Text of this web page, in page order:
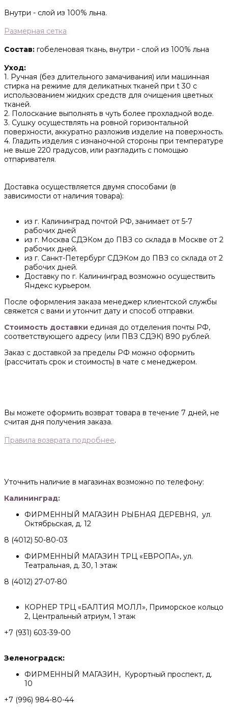
Внутри - слой из 100% льна.
Размерная сетка
Состав: гобеленовая ткань, внутри - слой из 100% льна
Уход:
1. Ручная (без длительного замачивания) или машинная
стирка на режиме для деликатных тканей при t 30 с
использованием жидких средств для очищения цветных
тканей.
2. Полоскание выполнять в чуть более прохладной воде.
3. Сушку осуществлять на ровной горизонтальной
поверхности, аккуратно разложив изделие на поверхность.
4. Гладить изделия с изнаночной стороны при температуре
не выше 220 градусов, или разгладить с помощью
отпаривателя.
Доставка осуществляется двумя способами (в
зависимости от наличия товара):
из г. Калининград почтой РФ, занимает от 5-7
рабочих дней
из г. Москва СДЭКом до ПВЗ со склада в Москве от 2
рабочих дней.
из г. Санкт-Петербург СДЭКом до ПВЗ со склада от 2
рабочих дней.
Доставку по г. Калининград возможно осуществить
Яндекс курьером.
После оформления заказа менеджер клиентской службы
свяжется с вами и утончит дату и способ отправки.
Стоимость доставки единая до отделения почты РФ,
соответствующего адресу (или ПВЗ СДЭК) 890 рублей.
Заказ с доставкой за пределы РФ можно оформить
(рассчитать срок и стоимость) в чате с менеджером.
Вы можете оформить возврат товара в течение 7 дней, не
считая дня получения заказа.
Правила возврата подробнее.
Уточнить наличие в магазинах возможно по телефону:
Калининград:
ФИРМЕННЫЙ МАГАЗИН РЫБНАЯ ДЕРЕВНЯ, ул.
Октябрьская, д. 12
8 (4012) 50-80-03
ФИРМЕННЫЙ МАГАЗИН ТРЦ «ЕВРОПА», ул.
Театральная, д. 30, 1 этаж
8 (4012) 27-07-80
КОРНЕР ТРЦ «БАЛТИЯ МОЛЛ», Приморское кольцо
2, Центральный атриум, 1 этаж
+7 (931) 603-39-00
Зеленоградск:
ФИРМЕННЫЙ МАГАЗИН, Курортный проспект, д.
10
+7 (996) 984-80-44